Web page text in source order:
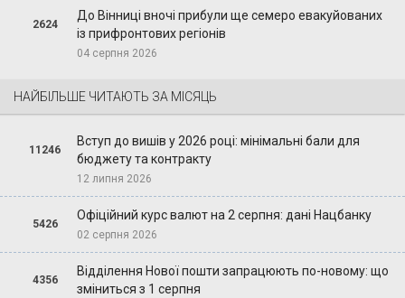
2624
До Вінниці вночі прибули ще семеро евакуйованих
із прифронтових регіонів
04 серпня 2026
НАЙБІЛЬШЕ ЧИТАЮТЬ ЗА МІСЯЦЬ
11246
Вступ до вишів у 2026 році: мінімальні бали для
бюджету та контракту
12 липня 2026
5426
Офіційний курс валют на 2 серпня: дані Нацбанку
02 серпня 2026
4356
Відділення Нової пошти запрацюють по-новому: що
зміниться з 1 серпня